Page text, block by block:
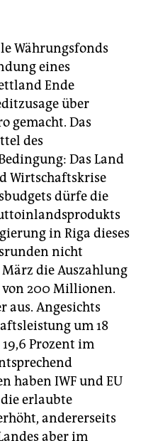
Währungsfonds
eines
Ende
über
gemacht. Das
des
Das Land
Wirtschaftskrise
dürfe die
in Riga dieses
nicht
die Auszahlung
200 Millionen.
aus. Angesichts
um 18
Prozent im
haben IWF und EU
erlaubte
andererseits
aber im